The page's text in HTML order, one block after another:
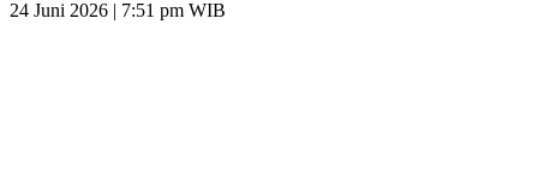
24 Juni 2026 | 7:51 pm WIB